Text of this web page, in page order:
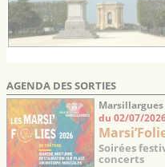
AGENDA DES SORTIES
du 02/07/
Soirées
concerts